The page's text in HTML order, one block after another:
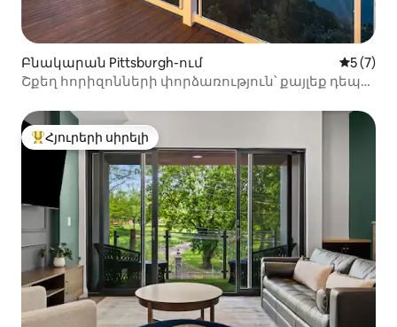
Բնակարան Pittsburgh-ում Միջին
5 (7)
Շքեղ հորիզոնների փորձառություն՝ քայլեք դեպի
Հյուրերի սիրելի լավագույն տները
Հյուրերի սիրելի